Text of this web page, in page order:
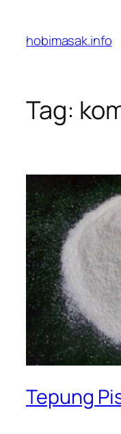
content
hobimasak.info
Tag:
Tepung